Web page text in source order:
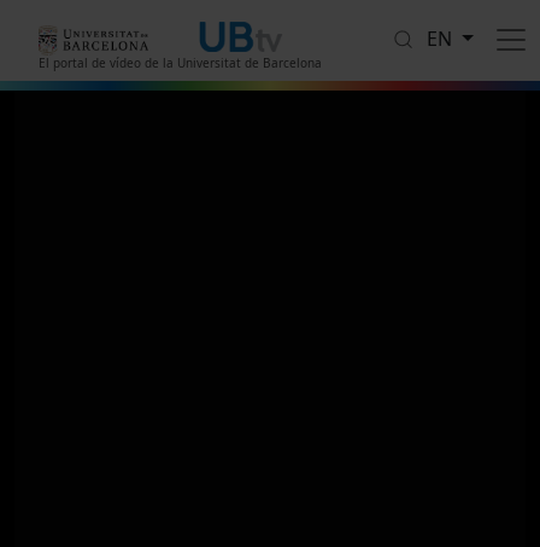
El portal de vídeo de la Universitat de Barcelona
EN